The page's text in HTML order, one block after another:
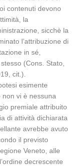
contenuti devono
la
sicchè la
l’attribuzione di
in sé,
(Cons. Stato,
cit.).
esimente
vi è nessuna
premiale attribuito
di attività dichiarata
avrebbe avuto
il previsto
Veneto, alle
decrescente